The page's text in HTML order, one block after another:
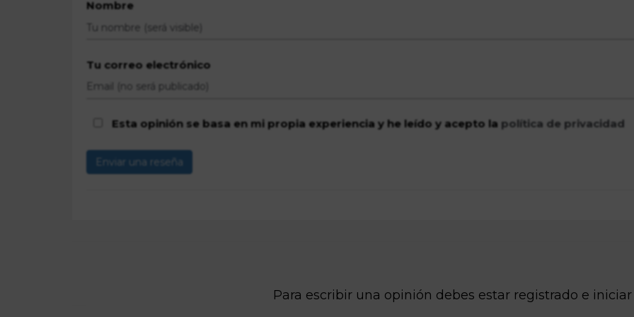
Para escribir una opinión debes estar registrado e iniciar
Nombre
Tu correo electrónico
Esta opinión se basa en mi propia experiencia y he leído y acepto la política de privacidad
Enviar una reseña